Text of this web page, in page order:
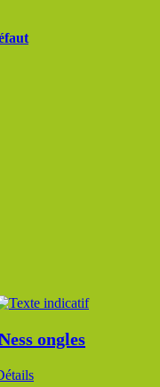
ongles